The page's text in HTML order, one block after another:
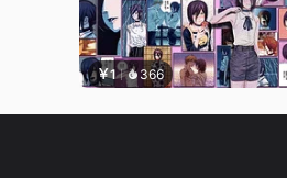
￥1 366